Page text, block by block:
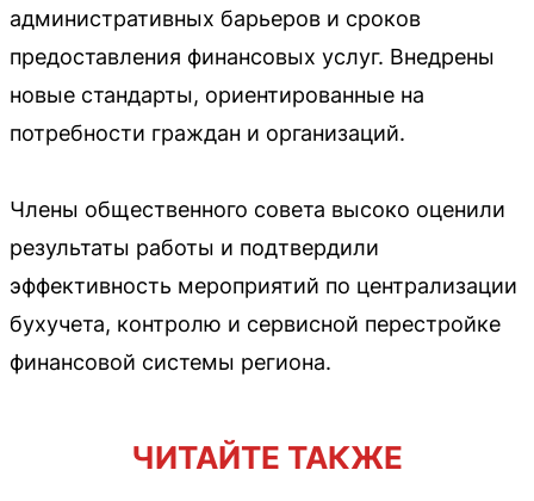
административных барьеров и сроков
предоставления финансовых услуг. Внедрены
новые стандарты, ориентированные на
потребности граждан и организаций.
Члены общественного совета высоко оценили
результаты работы и подтвердили
эффективность мероприятий по централизации
бухучета, контролю и сервисной перестройке
финансовой системы региона.
ЧИТАЙТЕ ТАКЖЕ